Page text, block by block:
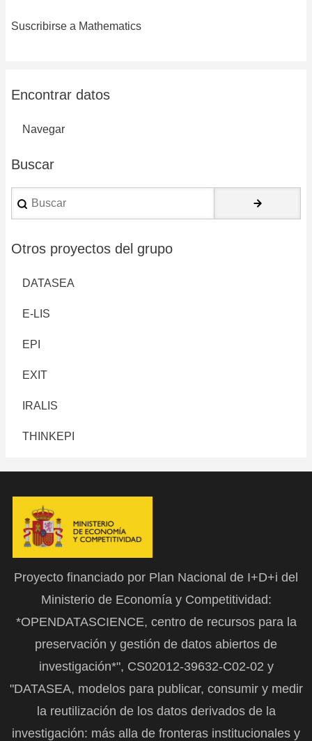
Suscribirse a Mathematics
Encontrar datos
Navegar
Buscar
Buscar
Otros proyectos del grupo
DATASEA
E-LIS
EPI
EXIT
IRALIS
THINKEPI
Proyecto financiado por Plan Nacional de I+D+i del
Ministerio de Economía y Competitividad:
*OPENDATASCIENCE, centro de recursos para la
preservación y gestión de datos abiertos de
investigación*", CS02012-39632-C02-02 y
"DATASEA, modelos para publicar, consumir y medir
la reutilización de los datos derivados de la
investigación: más alla de fronteras institucionales y